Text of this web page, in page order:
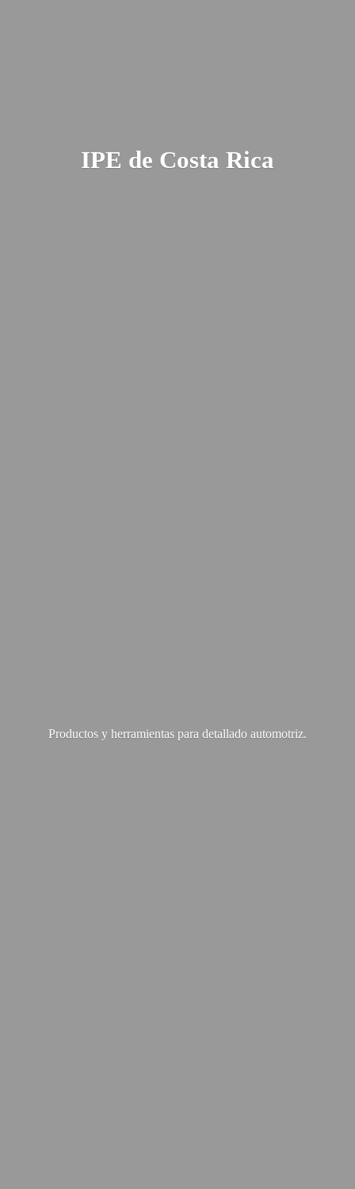
IPE de Costa Rica
Productos y herramientas para detallado automotriz.